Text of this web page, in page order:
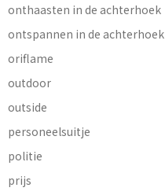
onthaasten in de achterhoek
ontspannen in de achterhoek
oriflame
outdoor
outside
personeelsuitje
politie
prijs